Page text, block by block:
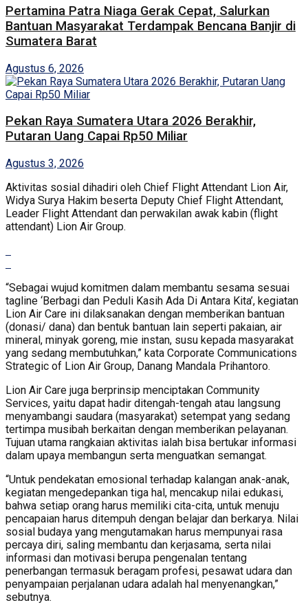
Pertamina Patra Niaga Gerak Cepat, Salurkan
Bantuan Masyarakat Terdampak Bencana Banjir di
Sumatera Barat
Agustus 6, 2026
Pekan Raya Sumatera Utara 2026 Berakhir,
Putaran Uang Capai Rp50 Miliar
Agustus 3, 2026
Aktivitas sosial dihadiri oleh Chief Flight Attendant Lion Air,
Widya Surya Hakim beserta Deputy Chief Flight Attendant,
Leader Flight Attendant dan perwakilan awak kabin (flight
attendant) Lion Air Group.
“Sebagai wujud komitmen dalam membantu sesama sesuai
tagline ‘Berbagi dan Peduli Kasih Ada Di Antara Kita’, kegiatan
Lion Air Care ini dilaksanakan dengan memberikan bantuan
(donasi/ dana) dan bentuk bantuan lain seperti pakaian, air
mineral, minyak goreng, mie instan, susu kepada masyarakat
yang sedang membutuhkan,” kata Corporate Communications
Strategic of Lion Air Group, Danang Mandala Prihantoro.
Lion Air Care juga berprinsip menciptakan Community
Services, yaitu dapat hadir ditengah-tengah atau langsung
menyambangi saudara (masyarakat) setempat yang sedang
tertimpa musibah berkaitan dengan memberikan pelayanan.
Tujuan utama rangkaian aktivitas ialah bisa bertukar informasi
dalam upaya membangun serta menguatkan semangat.
“Untuk pendekatan emosional terhadap kalangan anak-anak,
kegiatan mengedepankan tiga hal, mencakup nilai edukasi,
bahwa setiap orang harus memiliki cita-cita, untuk menuju
pencapaian harus ditempuh dengan belajar dan berkarya. Nilai
sosial budaya yang mengutamakan harus mempunyai rasa
percaya diri, saling membantu dan kerjasama, serta nilai
informasi dan motivasi berupa pengenalan tentang
penerbangan termasuk beragam profesi, pesawat udara dan
penyampaian perjalanan udara adalah hal menyenangkan,”
sebutnya.